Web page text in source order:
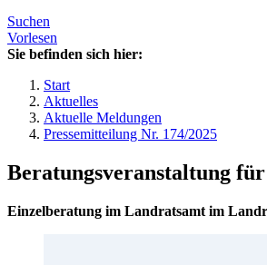
Suchen
Vorlesen
Sie befinden sich hier:
Start
Aktuelles
Aktuelle Meldungen
Pressemitteilung Nr. 174/2025
Beratungsveranstaltung
Einzelberatung im Landratsamt im